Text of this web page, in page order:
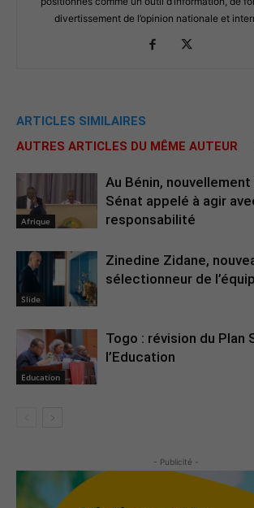
divertissement de l’opinion nationale et
ARTICLES SIMILAIRES
AUTRES ARTICLES DU MÊME AUTEUR
Afrique
Au Bénin,
Sénat appelé à agir
responsabilité
Slide
Zinedine Zidane,
sélectionneur de
Education
Togo : révision du Plan
l’Education
- Publicité -